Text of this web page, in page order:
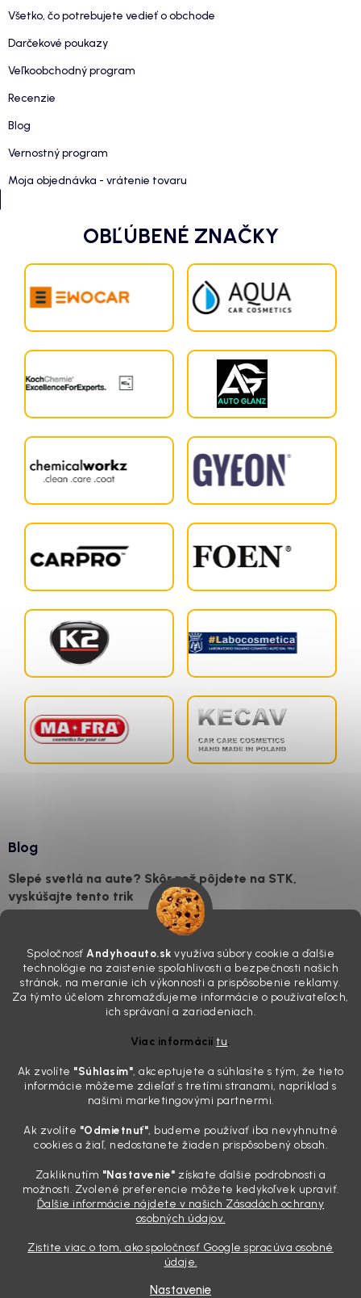
Spoločnosť Andyhoauto.sk využíva súbory cookie a ďalšie
technológie na zaistenie spoľahlivosti a bezpečnosti našich
stránok, na meranie ich výkonnosti a prispôsobenie reklamy.
Za týmto účelom zhromažďujeme informácie o používateľoch,
ich správaní a zariadeniach.
Viac informáciítu.
Ak zvolíte "Súhlasím", akceptujete a súhlasíte s tým, že tieto
informácie môžeme zdieľať s tretími stranami, napríklad s
našimi marketingovými partnermi.
Ak zvolíte "Odmietnuť", budeme používať iba nevyhnutné
cookies a žiaľ, nedostanete žiaden prispôsobený obsah.
Zakliknutím "Nastavenie" získate ďalšie podrobnosti a
možnosti. Zvolené preferencie môžete kedykoľvek upraviť.
Ďalšie informácie nájdete v našich Zásadách ochrany
osobných údajov.
Zistite viac o tom, ako spoločnosť Google spracúva osobné
údaje.
Nastavenie
Všetko, čo potrebujete vedieť o obchode
Darčekové poukazy
Veľkoobchodný program
Recenzie
Blog
Vernostný program
Moja objednávka - vrátenie tovaru
OBĽÚBENÉ ZNAČKY
Blog
Slepé svetlá na aute? Skôr než pôjdete na STK,
vyskúšajte tento trik
skutočnosti je? Často za to môžu práve „slepé“ svetlomety. Ten
mliečny, drsný povrch nie je len estetická vada. Keď slnko a soľ urobia
svoje, plexisklo začne svetlo rozptyľovať namiesto to...
Zabudnite na handru. Ak chcete mať auto naozaj čisté,
Poznáte ten moment. Vonku svieti slnko, vy sedíte v čerstvo
„upratanom“ aute, no pri pohľade na palubnú dosku vás ide poraziť. V
mriežkach ventilácie, okolo tlačidiel a v švíkoch sedačiek na vás stále
drzo pozerá prach. Handra ani vysávač tam jednodu...
Detailing nemusí stáť výplatu: 5 kúskov autokozmetiky,
31.7.2026
Sobotné ráno, káva v ruke a pred vami zaprášená kapota. Pre
niekoho nuda, pre nás najlepší relax. Lenže keď si v košíku spočítate
pokaziť náladu. Dobrá správa je, že aj profi výbava ...